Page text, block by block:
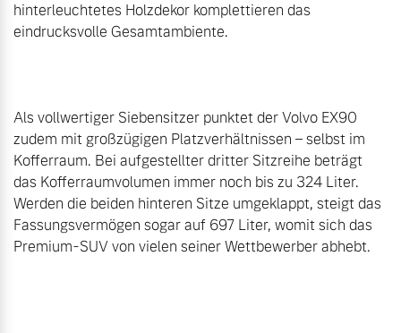
hinterleuchtetes Holzdekor komplettieren das
eindrucksvolle Gesamtambiente.
Als vollwertiger Siebensitzer punktet der Volvo EX90
zudem mit großzügigen Platzverhältnissen – selbst im
Kofferraum. Bei aufgestellter dritter Sitzreihe beträgt
das Kofferraumvolumen immer noch bis zu 324 Liter.
Werden die beiden hinteren Sitze umgeklappt, steigt das
Fassungsvermögen sogar auf 697 Liter, womit sich das
Premium-SUV von vielen seiner Wettbewerber abhebt.